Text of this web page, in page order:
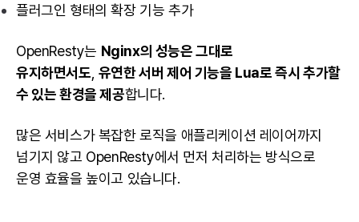
플러그인 형태의 확장 기능 추가
OpenResty는 Nginx의 성능은 그대로
유지하면서도 유연한 서버 제어 기능을 Lua로 즉시 추가할
수 있는 환경을 제공합니다.
많은 서비스가 복잡한 로직을 애플리케이션 레이어까지
넘기지 않고 OpenResty에서 먼저 처리하는 방식으로
운영 효율을 높이고 있습니다.